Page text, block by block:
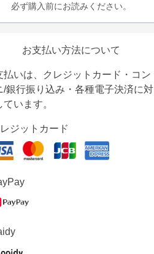
必ず購入前にお読みください。
お支払い方法について
払いは、クレジットカード・コン
/銀行振り込み・各種電子決済に対
ています。
ジットカード